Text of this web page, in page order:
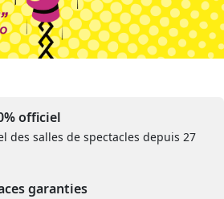
officiel
des salles de spectacles depuis 27
garanties